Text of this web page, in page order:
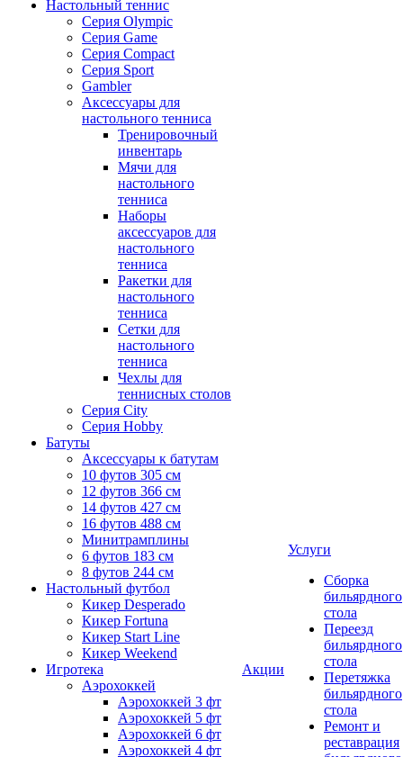
Настольный теннис
Серия Olympic
Серия Game
Серия Compact
Серия Sport
Gambler
Аксессуары для
настольного тенниса
Тренировочный
инвентарь
Мячи для
настольного
тенниса
Наборы
аксессуаров для
настольного
тенниса
Ракетки для
настольного
тенниса
Сетки для
настольного
тенниса
Чехлы для
теннисных столов
Серия City
Серия Hobby
Батуты
Аксессуары к батутам
10 футов 305 см
12 футов 366 см
14 футов 427 см
16 футов 488 см
Минитрамплины
6 футов 183 см
8 футов 244 см
Настольный футбол
Кикер Desperado
Кикер Fortuna
Кикер Start Line
Кикер Weekend
Игротека
Аэрохоккей
Аэрохоккей 3 фт
Аэрохоккей 5 фт
Аэрохоккей 6 фт
Аэрохоккей 4 фт
Акции
Услуги
Сборка
бильярдного
стола
Переезд
бильярдного
стола
Перетяжка
бильярдного
стола
Ремонт и
реставрация